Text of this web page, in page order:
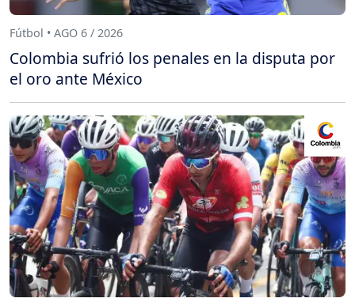
Fútbol • AGO 6 / 2026
Colombia sufrió los penales en la disputa por
el oro ante México